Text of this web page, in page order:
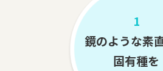
1
鏡のような素
固有種を